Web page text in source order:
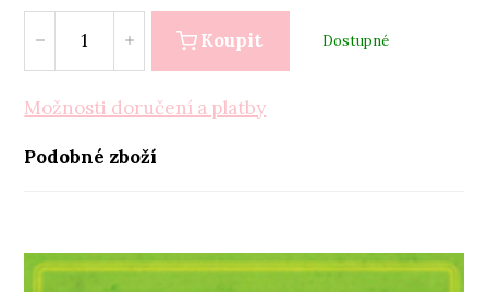
Koupit Dostupné
Možnosti doručení a platby
Podobné zboží